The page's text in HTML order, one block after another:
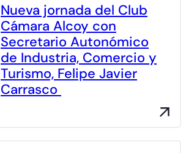
Nueva jornada del Club
Cámara Alcoy con
Secretario Autonómico
de Industria, Comercio y
Turismo, Felipe Javier
Carrasco